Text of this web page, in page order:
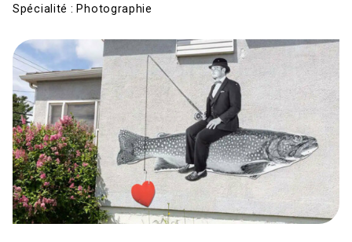
Spécialité : Photographie